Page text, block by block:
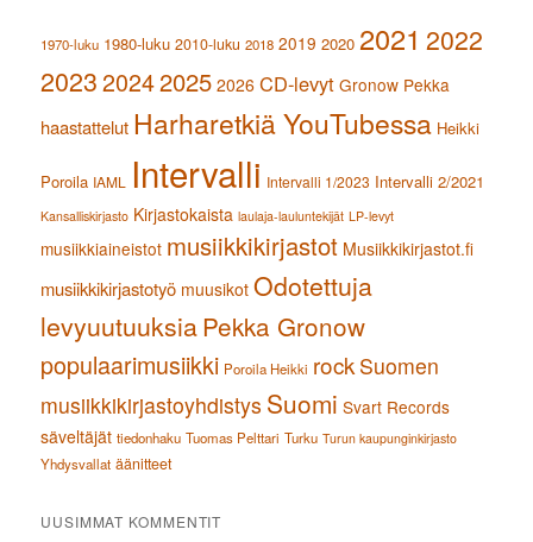
1970-luku 1980-luku 2010-luku 2018 2019 2020 2021 2022
202320242025 2026 CD-levyt Gronow Pekka
haastattelut Harharetkiä YouTubessa Heikki
Poroila IAML Intervalli Intervalli 1/2023 Intervalli 2/2021
Kansalliskirjasto Kirjastokaista laulaja-lauluntekijät LP-levyt
musiikkiaineistot musiikkikirjastot Musiikkikirjastot.fi
musiikkikirjastotyö muusikot Odotettuja
levyuutuuksiaPekka Gronow
populaarimusiikki Poroila Heikki rock Suomen
musiikkikirjastoyhdistys Suomi Svart Records
säveltäjät tiedonhaku Tuomas Pelttari Turku Turun kaupunginkirjasto
Yhdysvallat äänitteet
UUSIMMAT KOMMENTIT